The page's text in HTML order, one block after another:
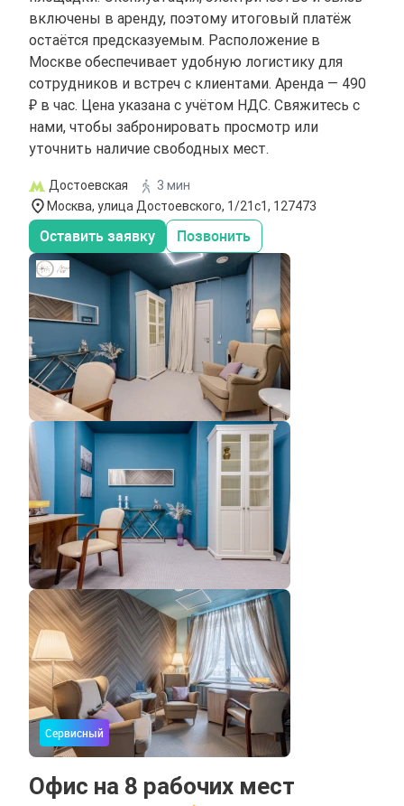
включены в аренду, поэтому итоговый платёж
остаётся предсказуемым. Расположение в
Москве обеспечивает удобную логистику для
сотрудников и встреч с клиентами. Аренда — 490
₽ в час. Цена указана с учётом НДС. Свяжитесь с
нами, чтобы забронировать просмотр или
уточнить наличие свободных мест.
Достоевская
3 мин
Москва, улица Достоевского, 1/21с1, 127473
Оставить заявку Позвонить
Сервисный
Офис на 8 рабочих мест